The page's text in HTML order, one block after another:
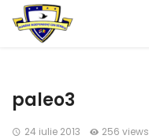
paleo3
24 iulie 2013 256 views